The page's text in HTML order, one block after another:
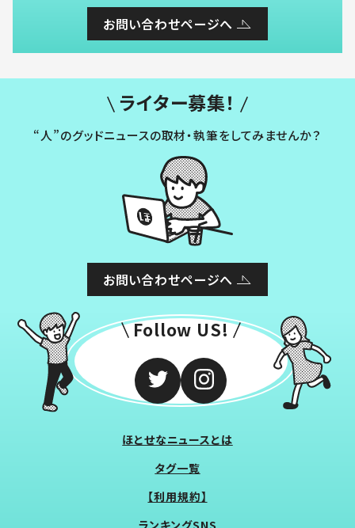
お問い合わせページへ
ライター募集！
“人”のグッドニュースの取材・執筆をしてみませんか？
お問い合わせページへ
Follow US!
ほとせなニュースとは
タグ一覧
【利用規約】
ランキングSNS